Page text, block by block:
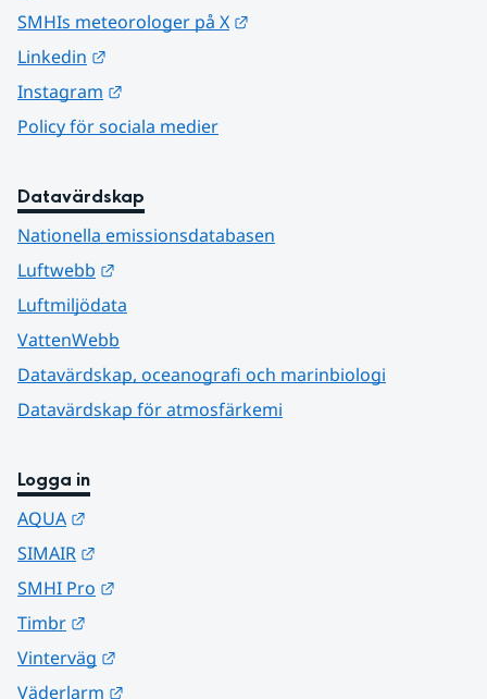
SMHIs meteorologer på X
Linkedin
Instagram
Policy för sociala medier
Datavärdskap
Nationella emissionsdatabasen
Luftwebb
Luftmiljödata
VattenWebb
Datavärdskap, oceanografi och marinbiologi
Datavärdskap för atmosfärkemi
Logga in
AQUA
SIMAIR
SMHI Pro
Timbr
Vinterväg
Väderlarm